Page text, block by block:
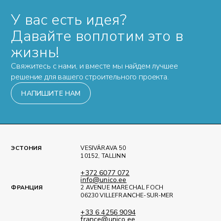
У вас есть идея?
Давайте воплотим это в
жизнь!
Свяжитесь с нами, и вместе мы найдем лучшее
решение для вашего строительного проекта.
НАПИШИТЕ НАМ
ЭСТОНИЯ
VESIVÄRAVA 50
10152, TALLINN
+372 6077 072
info@unico.ee
ФРАНЦИЯ
2 AVENUE MARECHAL FOCH
06230 VILLEFRANCHE-SUR-MER
+33 6 4256 9094